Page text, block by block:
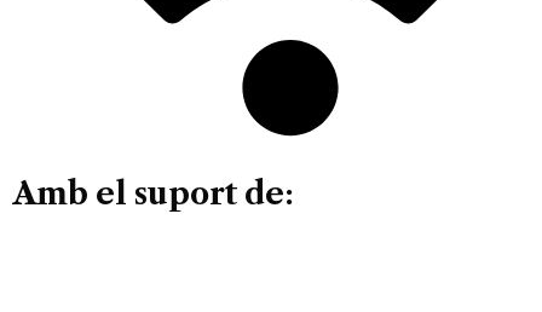
Amb el suport de: